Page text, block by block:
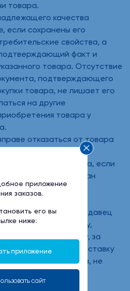
товара.
качества
если сохранены его
свойства, а
факт и
товара. Отсутствие
подтверждающего
товара, не лишает его
на другие
товара у
отказаться от товара
имеющего
свойства, если
быть использован
его
от товара продавец
ему денежную сумму,
по договору, за
продавца на доставку
товара, не
десять дней со дня
приложение
заказов.
его вы
ниже:
приложение
сайт